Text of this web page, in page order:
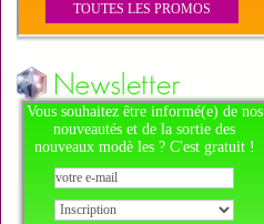
TOUTES LES PROMOS
Vous souhaitez être informé(e) de nos
nouveautés et de la sortie des
nouveaux modè les ? C'est gratuit !